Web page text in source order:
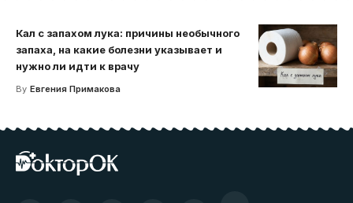
Кал с запахом лука: причины необычного
запаха, на какие болезни указывает и
нужно ли идти к врачу
By Евгения Примакова